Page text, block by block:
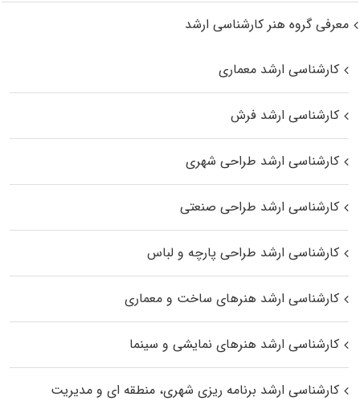
معرفی گروه هنر کارشناسی ارشد
کارشناسی ارشد معماری
کارشناسی ارشد فرش
کارشناسی ارشد طراحی شهری
کارشناسی ارشد طراحی صنعتی
کارشناسی ارشد طراحی پارچه و لباس
کارشناسی ارشد هنرهای ساخت و معماری
کارشناسی ارشد هنرهای نمایشی و سینما
کارشناسی ارشد برنامه ریزی شهری، منطقه‌ ای و مدیریت